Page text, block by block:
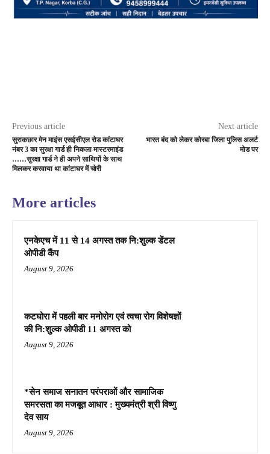
Previous article
सुराकछार मेन माइंस एसईसीएल रोड कांटाघर
नंबर 3 का सुरक्षा गार्ड ही निकला मास्टरमाइंड
……सुरक्षा गार्ड ने ही अपने साथियों के साथ
मिलकर करवाया था कांटाघर में चोरी
Next article
भारत बंद को लेकर कोरबा जिला पुलिस अलर्ट
मोड पर
More articles
एनकेएच में 11 से 14 अगस्त तक नि:शुल्क डेंटल
ओपीडी कैंप
August 9, 2026
कटघोरा में पहली बार मनोरोग एवं त्वचा रोग विशेषज्ञों
की नि:शुल्क ओपीडी 11 अगस्त को
August 9, 2026
*सेन समाज सनातन परंपराओं और सामाजिक
समरसता का मजबूत आधार : मुख्यमंत्री श्री विष्णु
देव साय
August 9, 2026